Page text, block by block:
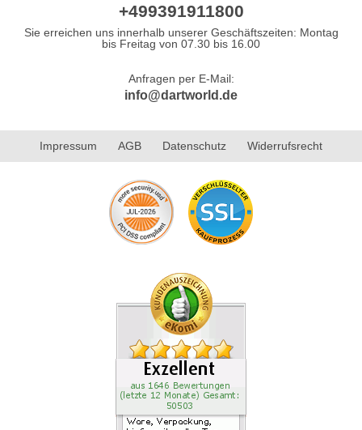
+499391911800
Sie erreichen uns innerhalb unserer Geschäftszeiten: Montag
bis Freitag von 07.30 bis 16.00
Anfragen per E-Mail:
info@dartworld.de
Impressum AGB Datenschutz Widerrufsrecht